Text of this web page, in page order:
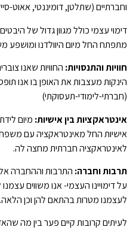
וחברתיים (שתלטן, דומיננטי, אאוט-
דימוי עצמי כולל מגוון גדול של
מתפתח החל מיום היוולדנו ומושפע
חוויות והתנסויות: החוויות שאנו
הינקות מעצבות את האופן בו אנו
(חברתי-לימודי-תעסוקתי)
אינטראקציות בין אישיות: מיום
אישיות החל מאינטראקציה עם
לאינטראקציה חברתית מחצה לה.
תרבות וחברה: התרבות וההחברה
על דימויינו העצמי- אנו משווים
לעצמנו מטרות בהתאם להן וכן הלאה.
לעיתים קרובות קיים פער בין מה